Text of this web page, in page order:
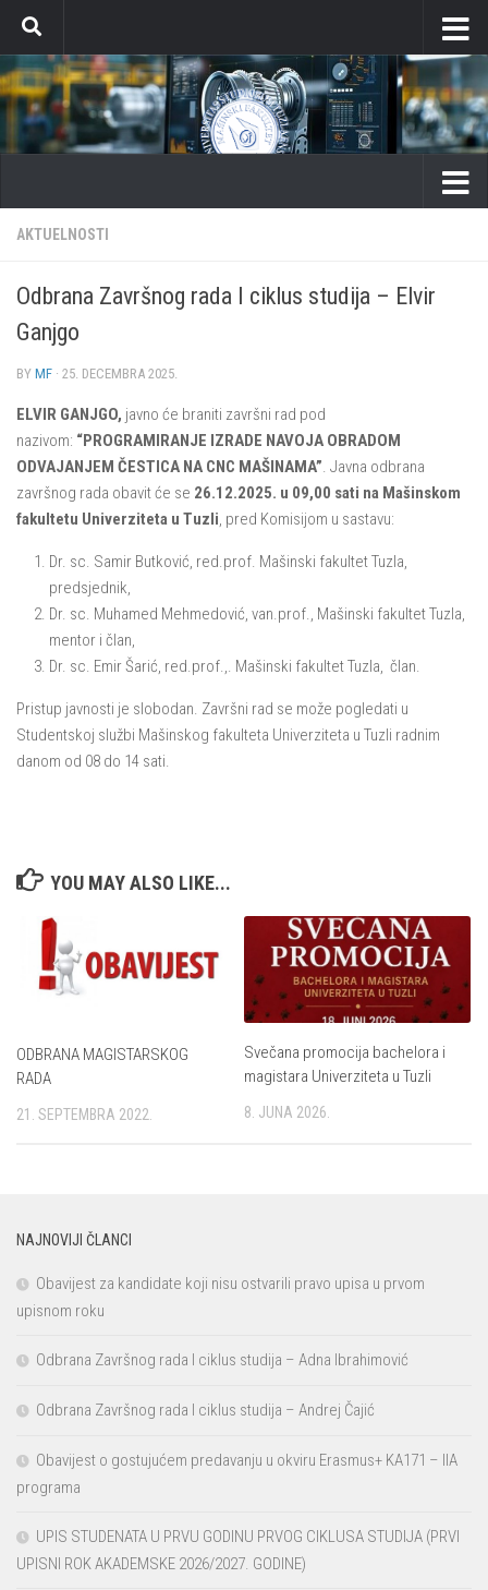
Skip to content
AKTUELNOSTI
Odbrana Završnog rada I ciklus studija – Elvir
Ganjgo
BY MF · 25. DECEMBRA 2025.
ELVIR GANJGO, javno će braniti završni rad pod
nazivom: “PROGRAMIRANJE IZRADE NAVOJA OBRADOM
ODVAJANJEM ČESTICA NA CNC MAŠINAMA”. Javna odbrana
završnog rada obavit će se 26.12.2025. u 09,00 sati na Mašinskom
fakultetu Univerziteta u Tuzli, pred Komisijom u sastavu:
Dr. sc. Samir Butković, red.prof. Mašinski fakultet Tuzla,
predsjednik,
Dr. sc. Muhamed Mehmedović, van.prof., Mašinski fakultet Tuzla,
mentor i član,
Dr. sc. Emir Šarić, red.prof.,. Mašinski fakultet Tuzla, član.
Pristup javnosti je slobodan. Završni rad se može pogledati u
Studentskoj službi Mašinskog fakulteta Univerziteta u Tuzli radnim
danom od 08 do 14 sati.
YOU MAY ALSO LIKE...
ODBRANA MAGISTARSKOG
RADA
21. SEPTEMBRA 2022.
Svečana promocija bachelora i
magistara Univerziteta u Tuzli
8. JUNA 2026.
NAJNOVIJI ČLANCI
Obavijest za kandidate koji nisu ostvarili pravo upisa u prvom
upisnom roku
Odbrana Završnog rada I ciklus studija – Adna Ibrahimović
Odbrana Završnog rada I ciklus studija – Andrej Čajić
Obavijest o gostujućem predavanju u okviru Erasmus+ KA171 – IIA
programa
UPIS STUDENATA U PRVU GODINU PRVOG CIKLUSA STUDIJA (PRVI
UPISNI ROK AKADEMSKE 2026/2027. GODINE)